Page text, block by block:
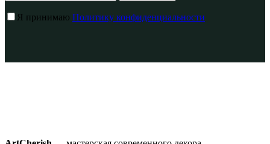
Я принимаю Политику конфиденциальности